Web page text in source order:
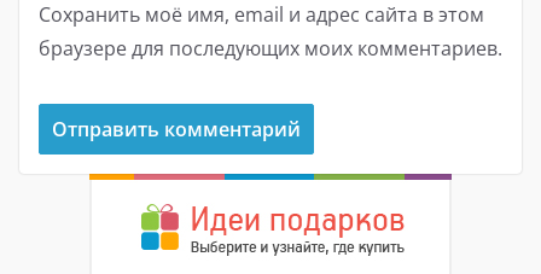
Сохранить моё имя, email и адрес сайта в этом
браузере для последующих моих комментариев.